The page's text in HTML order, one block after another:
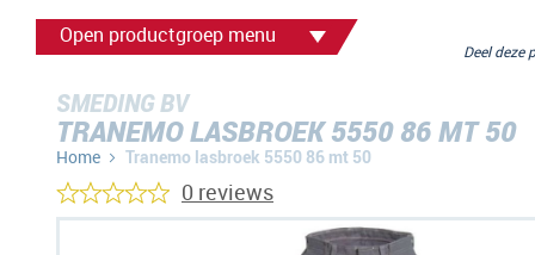
Open productgroep menu
SMEDING BV
TRANEMO LASBROEK 5550 86 MT 50
Home Tranemo lasbroek 5550 86 mt 50
Deel
0 reviews
Ga